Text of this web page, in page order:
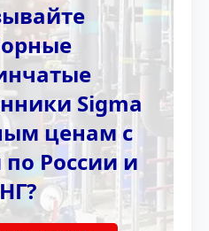
Sigma
ценам с
России и